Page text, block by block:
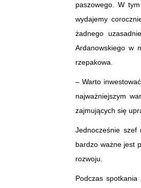
paszowego. W
wydajemy
żadnego
Ardanowskiego w
rzepakowa.
– Warto
najważniejszym
zajmujących się
Jednocześnie
bardzo ważne jest
rozwoju.
Podczas